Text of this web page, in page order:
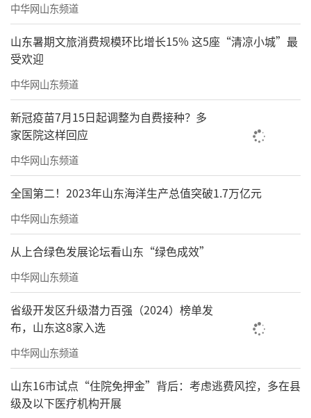
中华网山东频道
山东暑期文旅消费规模环比增长15% 这5座“清凉小城”最
受欢迎
中华网山东频道
新冠疫苗7月15日起调整为自费接种？多
家医院这样回应
中华网山东频道
全国第二！2023年山东海洋生产总值突破1.7万亿元
中华网山东频道
从上合绿色发展论坛看山东“绿色成效”
中华网山东频道
省级开发区升级潜力百强（2024）榜单发
布，山东这8家入选
中华网山东频道
山东16市试点“住院免押金”背后：考虑逃费风控，多在县
级及以下医疗机构开展